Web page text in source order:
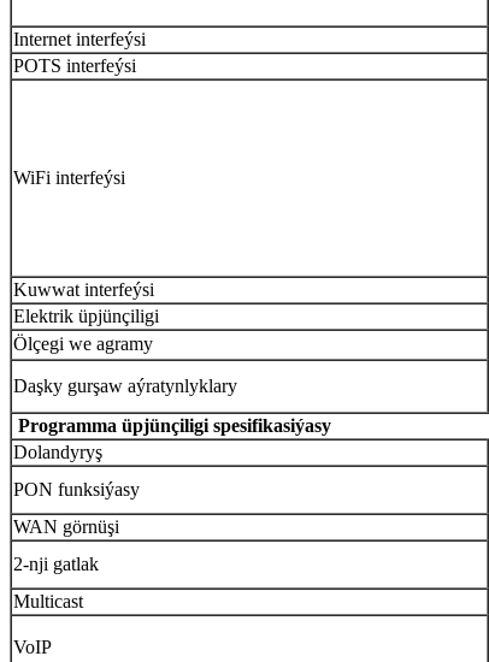
Internet interfeýsi
POTS interfeýsi
WiFi interfeýsi
Kuwwat interfeýsi
Elektrik üpjünçiligi
Ölçegi we agramy
Daşky gurşaw aýratynlyklary
Programma üpjünçiligi spesifikasiýasy
Dolandyryş
PON funksiýasy
WAN görnüşi
2-nji gatlak
Multicast
VoIP